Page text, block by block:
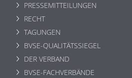
PRESSEMITTEILUNGEN
RECHT
TAGUNGEN
BVSE-QUALITÄTSSIEGEL
DER VERBAND
BVSE-FACHVERBÄNDE